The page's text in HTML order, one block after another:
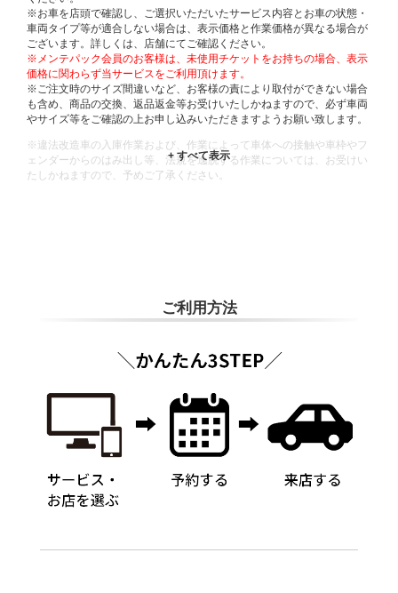
※お車を店頭で確認し、ご選択いただいたサービス内容とお車の状態・
車両タイプ等が適合しない場合は、表示価格と作業価格が異なる場合が
ございます。詳しくは、店舗にてご確認ください。
※メンテパック会員のお客様は、未使用チケットをお持ちの場合、表示
価格に関わらず当サービスをご利用頂けます。
※ご注文時のサイズ間違いなど、お客様の責により取付ができない場合
も含め、商品の交換、返品返金等お受けいたしかねますので、必ず車両
やサイズ等をご確認の上お申し込みいただきますようお願い致します。
※違法改造車の入庫作業および、作業によって車体への接触や車枠やフ
ェンダーからのはみ出し等、法規を逸脱する作業については、お受けい
たしかねますので、予めご了承ください。
ご利用方法